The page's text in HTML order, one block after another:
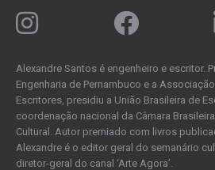
Alexandre Santos é engenheiro e escritor.
Engenharia de Pernambuco e a
Escritores, presidiu a União Brasileira de
coordenação nacional da Câmara
Cultural. Autor premiado com livros
Alexandre é o editor geral do semanário
diretor-geral do canal ‘Arte Agora’.